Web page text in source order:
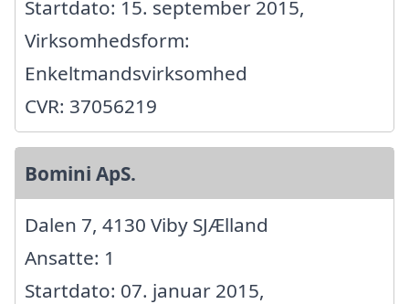
Startdato: 15. september 2015,
Virksomhedsform:
Enkeltmandsvirksomhed
CVR: 37056219
Bomini ApS.
Dalen 7, 4130 Viby SJÆlland
Ansatte: 1
Startdato: 07. januar 2015,